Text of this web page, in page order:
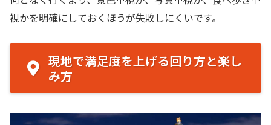
視かを明確にしておくほうが失敗しにくいです。
現地で満足度を上げる回り方と楽し
み方